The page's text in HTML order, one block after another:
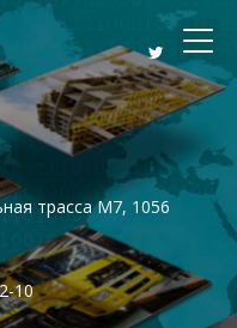
трасса М7, 1056
10